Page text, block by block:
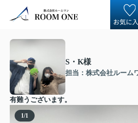
お気に
S・K様
担当：株式会社ルーム
有難うございます。
1/1